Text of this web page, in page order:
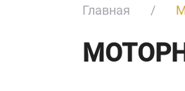
Главная